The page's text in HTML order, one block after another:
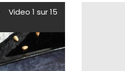
Video 1 sur 15